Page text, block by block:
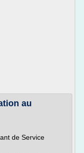
au
de Service